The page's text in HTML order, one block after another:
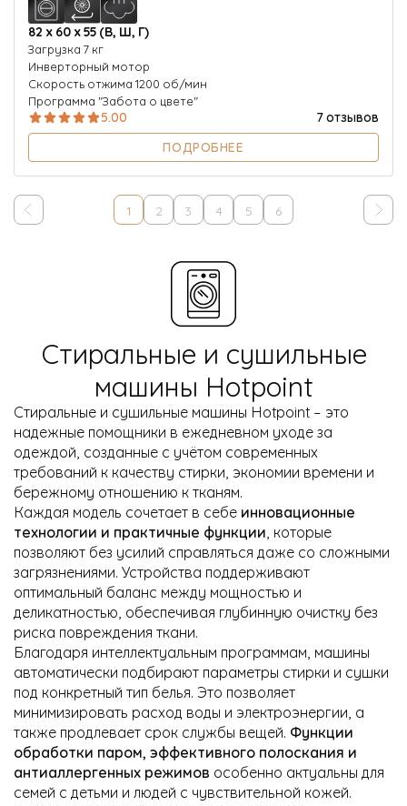
82 х 60 х 55 (В, Ш, Г)
Загрузка 7 кг
Инверторный мотор
Скорость отжима 1200 об/мин
Программа "Забота о цвете"
5.00
7 отзывов
ПОДРОБНЕЕ
1 2 3 4 5 6
Стиральные и сушильные
машины Hotpoint
Стиральные и сушильные машины Hotpoint – это
надежные помощники в ежедневном уходе за
одеждой, созданные с учётом современных
требований к качеству стирки, экономии времени и
бережному отношению к тканям.
Каждая модель сочетает в себе инновационные
технологии и практичные функции, которые
позволяют без усилий справляться даже со сложными
загрязнениями. Устройства поддерживают
оптимальный баланс между мощностью и
деликатностью, обеспечивая глубинную очистку без
риска повреждения ткани.
Благодаря интеллектуальным программам, машины
автоматически подбирают параметры стирки и сушки
под конкретный тип белья. Это позволяет
минимизировать расход воды и электроэнергии, а
также продлевает срок службы вещей. Функции
обработки паром, эффективного полоскания и
антиаллергенных режимов особенно актуальны для
семей с детьми и людей с чувствительной кожей.